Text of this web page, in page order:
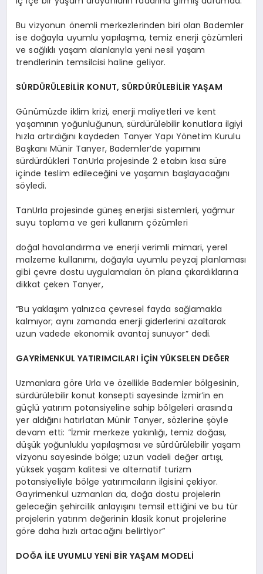
Bu vizyonun önemli merkezlerinden biri olan Bademler
ise doğayla uyumlu yapılaşma, temiz enerji çözümleri
ve sağlıklı yaşam alanlarıyla yeni nesil yaşam
trendlerinin temsilcisi haline geliyor.
SÜRDÜRÜLEBİLİR KONUT, SÜRDÜRÜLEBİLİR YAŞAM
Günümüzde iklim krizi, enerji maliyetleri ve kent
yaşamının yoğunluğunun, sürdürülebilir konutlara ilgiyi
hızla artırdığını kaydeden Tanyer Yapı Yönetim Kurulu
Başkanı Münir Tanyer, Bademler’de yapımını
sürdürdükleri TanUrla projesinde 2 etabın kısa süre
içinde teslim edileceğini ve yaşamın başlayacağını
söyledi.
TanUrla projesinde güneş enerjisi sistemleri, yağmur
suyu toplama ve geri kullanım çözümleri
doğal havalandırma ve enerji verimli mimari, yerel
malzeme kullanımı, doğayla uyumlu peyzaj planlaması
gibi çevre dostu uygulamaları ön plana çıkardıklarına
dikkat çeken Tanyer,
“Bu yaklaşım yalnızca çevresel fayda sağlamakla
kalmıyor; aynı zamanda enerji giderlerini azaltarak
uzun vadede ekonomik avantaj sunuyor” dedi.
GAYRİMENKUL YATIRIMCILARI İÇİN YÜKSELEN DEĞER
Uzmanlara göre Urla ve özellikle Bademler bölgesinin,
sürdürülebilir konut konsepti sayesinde İzmir’in en
güçlü yatırım potansiyeline sahip bölgeleri arasında
yer aldığını hatırlatan Münir Tanyer, sözlerine şöyle
devam etti: “İzmir merkeze yakınlığı, temiz doğası,
düşük yoğunluklu yapılaşması ve sürdürülebilir yaşam
vizyonu sayesinde bölge; uzun vadeli değer artışı,
yüksek yaşam kalitesi ve alternatif turizm
potansiyeliyle bölge yatırımcıların ilgisini çekiyor.
Gayrimenkul uzmanları da, doğa dostu projelerin
geleceğin şehircilik anlayışını temsil ettiğini ve bu tür
projelerin yatırım değerinin klasik konut projelerine
göre daha hızlı artacağını belirtiyor”
DOĞA İLE UYUMLU YENİ BİR YAŞAM MODELİ